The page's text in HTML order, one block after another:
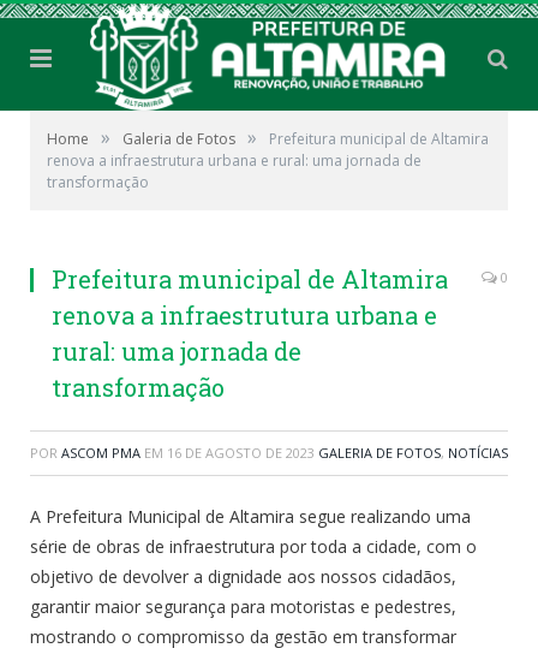
Home » Galeria de Fotos »
Prefeitura municipal de Altamira
renova a infraestrutura urbana e rural: uma jornada de
transformação
Prefeitura municipal de Altamira
renova a infraestrutura urbana e
rural: uma jornada de
transformação
0
POR ASCOM PMA EM 16 DE AGOSTO DE 2023 GALERIA DE FOTOS, NOTÍCIAS
A Prefeitura Municipal de Altamira segue realizando uma
série de obras de infraestrutura por toda a cidade, com o
objetivo de devolver a dignidade aos nossos cidadãos,
garantir maior segurança para motoristas e pedestres,
mostrando o compromisso da gestão em transformar